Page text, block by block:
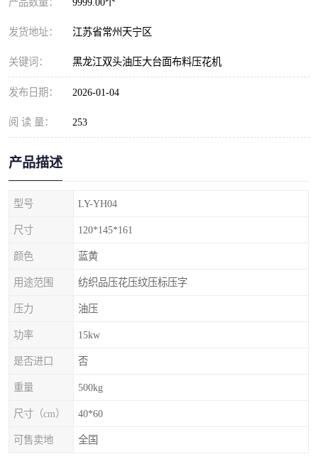
发货地址： 江苏省常州天宁区
关键词： 黑龙江双头油压大台面布料压花机
发布日期： 2026-01-04
阅 读 量： 253
产品描述
型号 LY-YH04
尺寸 120*145*161
颜色 蓝黄
用途范围 纺织品压花压纹压标压字
压力 油压
功率 15kw
是否进口 否
重量 500kg
尺寸（cm） 40*60
可售卖地 全国